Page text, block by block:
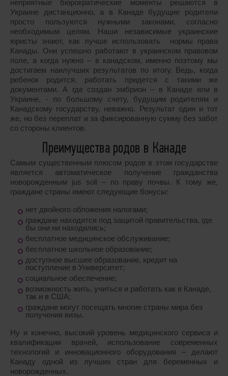
неприятные бюрократические моменты решаются в
Украине дистанционно, а в Канаде будущие родители
просто пользуются нужными законами, согласно
необходимым целям. Наши независимые украинские
юристы знают, как лучше использовать нормы права
Канады. Они успешно работают в украинском правовом
поле, а когда нужно – в канадском, именно поэтому мы
достигаем наилучших результатов по итогу. Ведь, когда
ребенок родится, работать придется с такими же
документами. А где создан эмбрион – в Канаде или в
Украине, - по большому счету, будущим родителям и
Канадскому государству, неважно. Результат один и тот
же, но без переплат и за фиксированную сумму без забот
со стороны клиентов.
Преимущества родов в Канаде
Самым существенным плюсом родов в этом государстве
является автоматическое получение гражданства
новорожденным jus soli – по праву почвы. К тому же,
граждане страны имеют следующие бонусы:
нет двойного обложения налогами;
граждане находятся под защитой правительства, где
бы они ни находились;
бесплатное медицинское обслуживание;
бесплатное школьное образование;
доступное высшее образование, кредит на
поступление в Университет;
социальное обеспечение;
возможность жить, учиться и работать как в Канаде,
так и в США;
граждане могут посещать многие страны мира без
получения визы.
Ну и конечно, высокий уровень медицинского сервиса и
квалификации врачей, использование современных
технологий и инновационного оборудования – делают
Канаду одной из лучших стран для беременных и
новорожденных.